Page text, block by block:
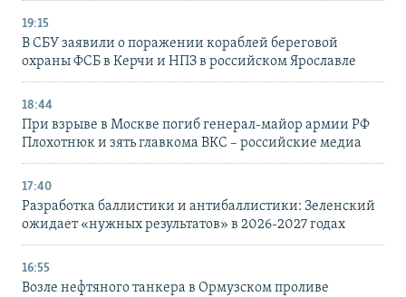
19:15
В СБУ заявили о поражении кораблей береговой
охраны ФСБ в Керчи и НПЗ в российском Ярославле
18:44
При взрыве в Москве погиб генерал-майор армии РФ
Плохотнюк и зять главкома ВКС – российские медиа
17:40
Разработка баллистики и антибаллистики: Зеленский
ожидает «нужных результатов» в 2026-2027 годах
16:55
Возле нефтяного танкера в Ормузском проливе